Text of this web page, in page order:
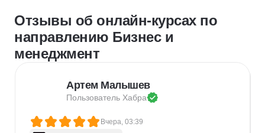
Отзывы об онлайн-курсах по
направлению Бизнес и
менеджмент
Артем Малышев
Пользователь Хабра
Вчера, 03:39